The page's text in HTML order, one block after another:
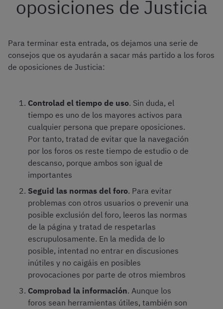
oposiciones de Justicia
Para terminar esta entrada, os dejamos una serie de
consejos que os ayudarán a sacar más partido a los foros
de oposiciones de Justicia:
Controlad el tiempo de uso. Sin duda, el
tiempo es uno de los mayores activos para
cualquier persona que prepare oposiciones.
Por tanto, tratad de evitar que la navegación
por los foros os reste tiempo de estudio o de
descanso, porque ambos son igual de
importantes
Seguid las normas del foro. Para evitar
problemas con otros usuarios o prevenir una
posible exclusión del foro, leeros las normas
de la página y tratad de respetarlas
escrupulosamente. En la medida de lo
posible, intentad no entrar en discusiones
inútiles y no caigáis en posibles
provocaciones por parte de otros miembros
Comprobad la información. Aunque los
foros sean herramientas útiles, también son